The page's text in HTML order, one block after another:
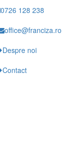
0726 128 238
office@franciza.ro
Despre noi
Contact